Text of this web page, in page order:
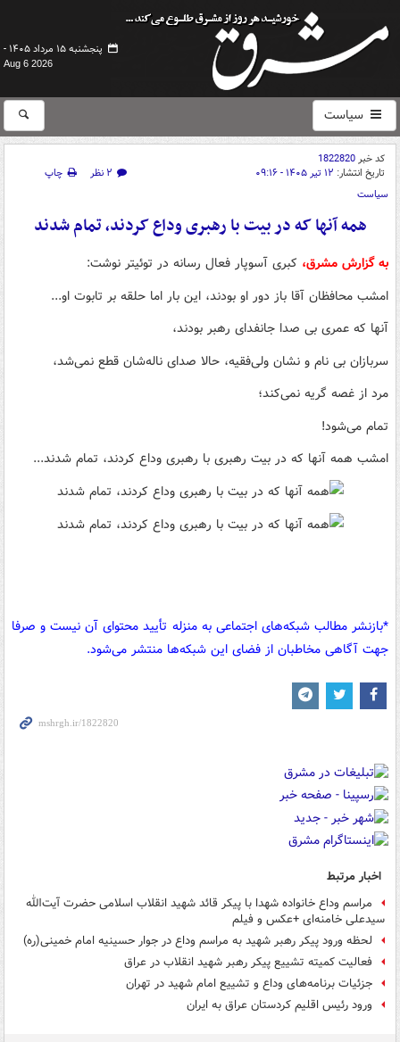
پنجشنبه ۱۵ مرداد ۱۴۰۵ -
Aug 6 2026
سیاست
کد خبر1822820
تاریخ انتشار: ۱۲ تیر ۱۴۰۵ - ۰۹:۱۶ ۲ نظر
چاپ
سیاست
همه آنها که در بیت با رهبری وداع کردند، تمام شدند
به گزارش مشرق، کبری آسوپار فعال رسانه در توئیتر نوشت:
امشب محافظان آقا باز دور او بودند، این بار اما حلقه بر تابوت او...
آنها که عمری بی صدا جانفدای رهبر بودند،
سربازان بی نام و نشان ولی‌فقیه، حالا صدای ناله‌شان قطع نمی‌شد،
مرد از غصه گریه نمی‌کند؛
تمام می‌شود!
امشب همه آنها که در بیت رهبری با رهبری وداع کردند، تمام شدند...
*بازنشر مطالب شبکه‌های اجتماعی به منزله تأیید محتوای آن نیست و صرفا
جهت آگاهی مخاطبان از فضای این شبکه‌ها منتشر می‌شود.
اخبار مرتبط
مراسم وداع خانواده شهدا با پیکر قائد شهید انقلاب اسلامی حضرت آیت‌الله
‌سیدعلی خامنه‌ای +عکس و فیلم
لحظه ورود پیکر رهبر شهید به مراسم وداع در جوار حسینیه امام خمینی(ره)
فعالیت کمیته تشییع پیکر رهبر شهید انقلاب در عراق
جزئیات برنامه‌های وداع و تشییع امام شهید در تهران
ورود رئیس اقلیم کردستان عراق به ایران